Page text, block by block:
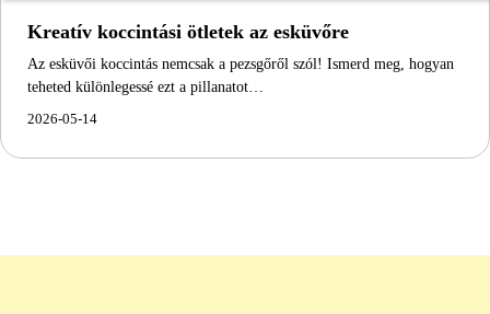
Kreatív koccintási ötletek az esküvőre
Az esküvői koccintás nemcsak a pezsgőről szól! Ismerd meg, hogyan
teheted különlegessé ezt a pillanatot…
2026-05-14